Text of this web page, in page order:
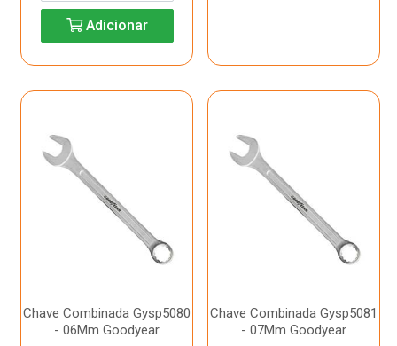
Adicionar
Chave Combinada Gysp5080
- 06Mm Goodyear
Chave Combinada Gysp5081
- 07Mm Goodyear